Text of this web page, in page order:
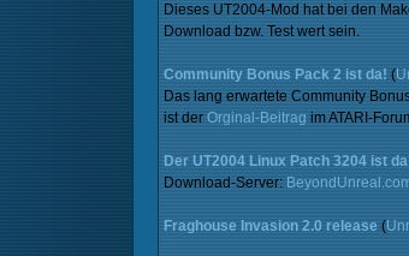
Dieses UT2004-Mod hat bei den
Download bzw. Test wert sein.
Community Bonus Pack 2 ist da! (
Das lang erwartete Community
ist der Orginal-Beitrag im ATARI-
Der UT2004 Linux Patch 3204 ist
Download-Server:
Fraghouse Invasion 2.0 release (